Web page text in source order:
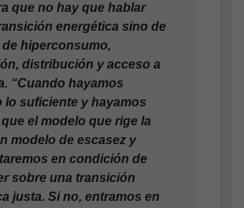
que no hay que hablar
energética sino de
hiperconsumo,
distribución y acceso a
“Cuando hayamos
lo suficiente y hayamos
el modelo que rige la
modelo de escasez y
en condición de
sobre una transición
justa. Si no, entramos en